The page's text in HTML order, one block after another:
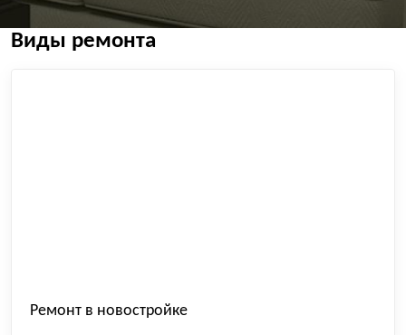
Виды ремонта
Ремонт в новостройке